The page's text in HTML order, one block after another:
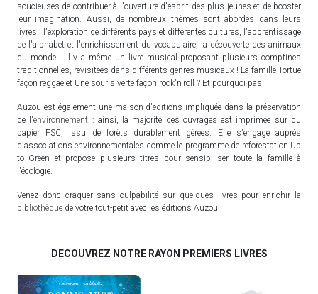
soucieuses de contribuer à l'ouverture d'esprit des plus jeunes et de booster
leur imagination. Aussi, de nombreux thèmes sont abordés dans leurs
livres : l'exploration de différents pays et différentes cultures, l'apprentissage
de l'alphabet et l'enrichissement du vocabulaire, la découverte des animaux
du monde... Il y a même un livre musical proposant plusieurs comptines
traditionnelles, revisitées dans différents genres musicaux ! La famille Tortue
façon reggae et Une souris verte façon rock'n'roll ? Et pourquoi pas !
Auzou est également une maison d'éditions impliquée dans la préservation
de l'environnement : ainsi, la majorité des ouvrages est imprimée sur du
papier FSC, issu de forêts durablement gérées. Elle s'engage auprès
d'associations environnementales comme le programme de reforestation Up
to Green et propose plusieurs titres pour sensibiliser toute la famille à
l'écologie.
Venez donc craquer sans culpabilité sur quelques livres pour enrichir la
bibliothèque de votre tout-petit avec les éditions Auzou !
DECOUVREZ NOTRE RAYON PREMIERS LIVRES